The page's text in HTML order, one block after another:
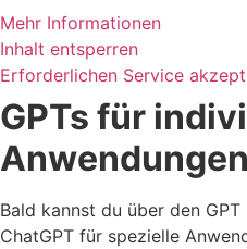
Mehr Informationen
Inhalt entsperren
Erforderlichen Service
GPTs für
Anwendungen
Bald kannst du über den
ChatGPT für spezielle